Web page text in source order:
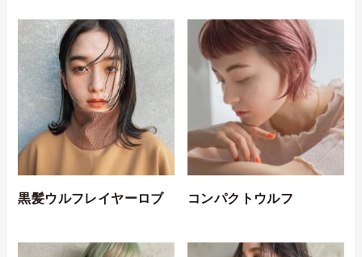
黒髪ウルフレイヤーロブ コンパクトウルフ